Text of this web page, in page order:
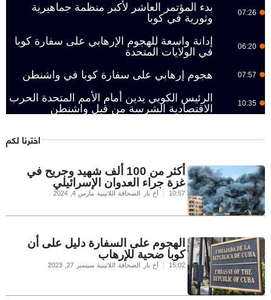
07:26
بدء المؤتمر العاشر لأكبر منظمة جماهيرية
وثورية في كوبا
06:20
إدانة واسعة للهجوم الإرهابي على سفارة كوبا
في الولايات المتحدة
07:57 هجوم إرهابي على سفارة كوبا في واشنطن
10:35
الرئيس الكوبي يدين أمام الأمم المتحدة الحرب
الاقتصادية الشرسة من قبل واشنطن
اخترنا لكم
أكثر من 100 ألف شهيد وجريح في
غزة جراء العدوان الإسرائيلي
10:57 أخ بار الصحافة اللاتينية مارس 4, 2024
الهجوم على السفارة دليل على أن
كوبا ضحية للإرهاب
15:02 أخ بار الصحافة اللاتينية سبتمبر 27, 2023